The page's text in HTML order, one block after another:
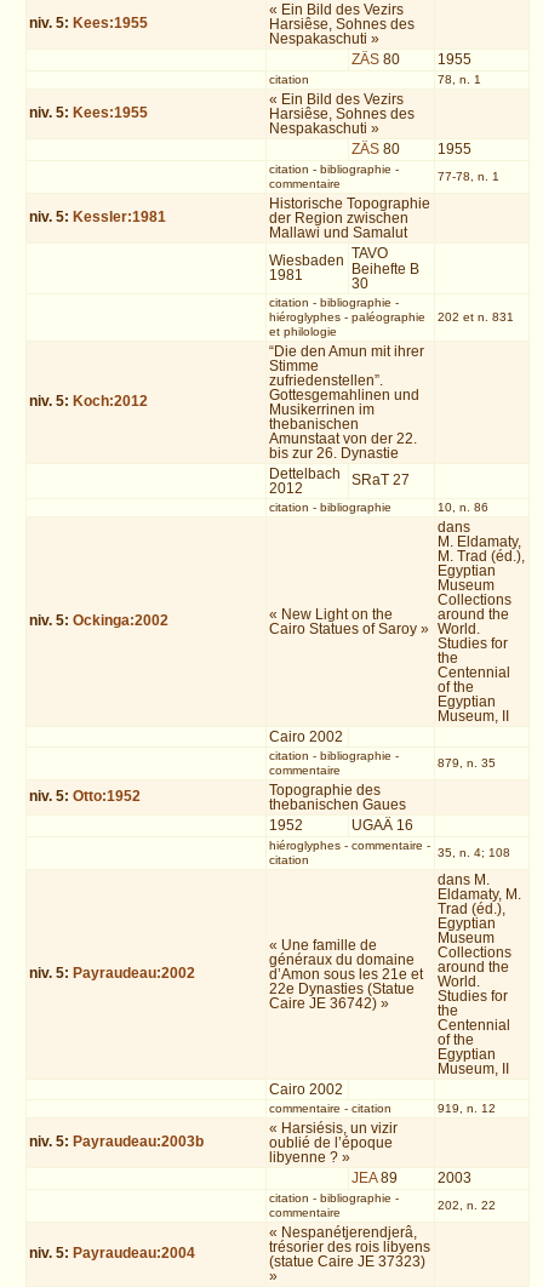
niv. 5: Kees:1955
« Ein Bild des Vezirs
Harsiêse, Sohnes des
Nespakaschuti »
ZÄS 80 1955
citation 78, n. 1
niv. 5: Kees:1955
« Ein Bild des Vezirs
Harsiêse, Sohnes des
Nespakaschuti »
ZÄS 80 1955
citation - bibliographie -
commentaire
77-78, n. 1
niv. 5: Kessler:1981
Historische Topographie
der Region zwischen
Mallawi und Samalut
Wiesbaden
1981
TAVO
Beihefte B
30
citation - bibliographie -
hiéroglyphes- paléographie
et philologie
202 et n. 831
niv. 5: Koch:2012
“Die den Amun mit ihrer
Stimme
zufriedenstellen”.
Gottesgemahlinen und
Musikerrinen im
thebanischen
Amunstaat von der 22.
bis zur 26. Dynastie
Dettelbach
2012
SRaT 27
citation - bibliographie 10, n. 86
niv. 5:Ockinga:2002
« New Light on the
Cairo Statues of Saroy »
dans
M. Eldamaty,
M. Trad (éd.),
Egyptian
Museum
Collections
around the
World.
Studies for
the
Centennial
of the
Egyptian
Museum, II
Cairo 2002
citation - bibliographie -
commentaire
879, n. 35
niv. 5:Otto:1952
Topographie des
thebanischen Gaues
1952
UGAÄ 16
hiéroglyphes- commentaire -
citation
35, n. 4; 108
niv. 5: Payraudeau:2002
« Une famille de
généraux du domaine
d’Amon sous les 21e et
22e Dynasties (Statue
Caire JE 36742) »
dans M.
Eldamaty, M.
Trad (éd.),
Egyptian
Museum
Collections
around the
World.
Studies for
the
Centennial
of the
Egyptian
Museum, II
Cairo 2002
commentaire - citation 919, n. 12
niv. 5: Payraudeau:2003b
« Harsiésis, un vizir
oublié de l’époque
libyenne ? »
JEA89 2003
citation - bibliographie -
commentaire
202, n. 22
niv. 5: Payraudeau:2004
« Nespanétjerendjerâ,
trésorier des rois libyens
(statue Caire JE 37323)
»